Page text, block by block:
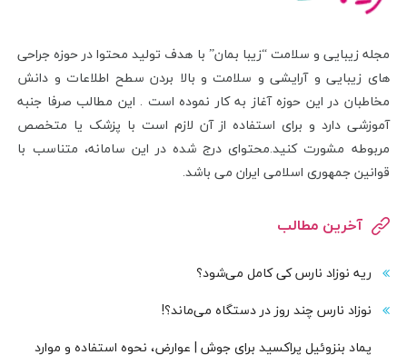
مجله زیبایی و سلامت “زیبا بمان” با هدف تولید محتوا در حوزه جراحی
های زیبایی و آرایشی و سلامت و بالا بردن سطح اطلاعات و دانش
مخاطبان در این حوزه آغاز به کار نموده است . این مطالب صرفا جنبه
آموزشی دارد و برای استفاده از آن لازم است با پزشک یا متخصص
مربوطه مشورت کنید.محتوای درج شده در این سامانه، متناسب با
قوانین جمهوری اسلامی ایران می باشد.
آخرین مطالب
ریه نوزاد نارس کی کامل می‌شود؟
نوزاد نارس چند روز در دستگاه می‌ماند؟!
پماد بنزوئیل پراکسید برای جوش | عوارض، نحوه استفاده و موارد